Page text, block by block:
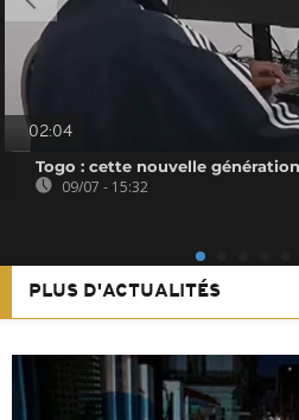
02:04
Togo : cette nouvelle
09/07 - 15:32
PLUS D'ACTUALITÉS